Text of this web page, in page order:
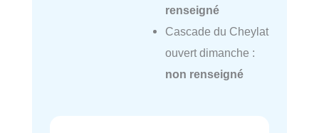
renseigné
Cascade du Cheylat
ouvert dimanche :
non renseigné